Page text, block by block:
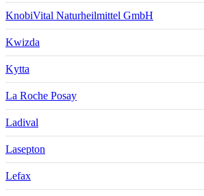
KnobiVital Naturheilmittel GmbH
Kwizda
Kytta
La Roche Posay
Ladival
Lasepton
Lefax